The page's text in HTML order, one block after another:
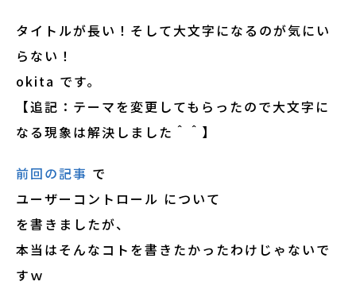
タイトルが長い！そして大文字になるのが気にい
らない！
okita です。
【追記：テーマを変更してもらったので大文字に
なる現象は解決しました＾＾】
前回の記事 で
ユーザーコントロール について
を書きましたが、
本当はそんなコトを書きたかったわけじゃないで
すｗ